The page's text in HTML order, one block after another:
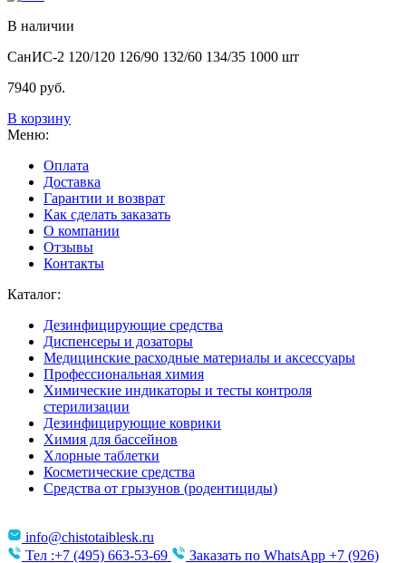
В наличии
СанИС-2 120/120 126/90 132/60 134/35 1000 шт
7940 руб.
В корзину
Меню:
Оплата
Доставка
Гарантии и возврат
Как сделать заказать
О компании
Отзывы
Контакты
Каталог:
Дезинфицирующие средства
Диспенсеры и дозаторы
Медицинские расходные материалы и аксессуары
Профессиональная химия
Химические индикаторы и тесты контроля
стерилизации
Дезинфицирующие коврики
Химия для бассейнов
Хлорные таблетки
Косметические средства
Средства от грызунов (родентициды)
info@chistotaiblesk.ru
Тел :+7 (495) 663-53-69
Заказать по WhatsApp +7 (926)